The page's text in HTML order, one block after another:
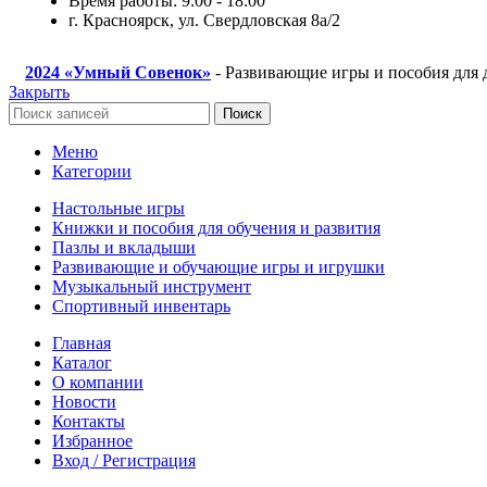
г. Красноярск, ул. Свердловская 8а/2
2024 «Умный Совенок» - Развивающие игры и пособия для
Закрыть
Поиск
Меню
Категории
Настольные игры
Книжки и пособия для обучения и развития
Пазлы и вкладыши
Развивающие и обучающие игры и игрушки
Музыкальный инструмент
Спортивный инвентарь
Главная
Каталог
О компании
Новости
Контакты
Избранное
Вход / Регистрация